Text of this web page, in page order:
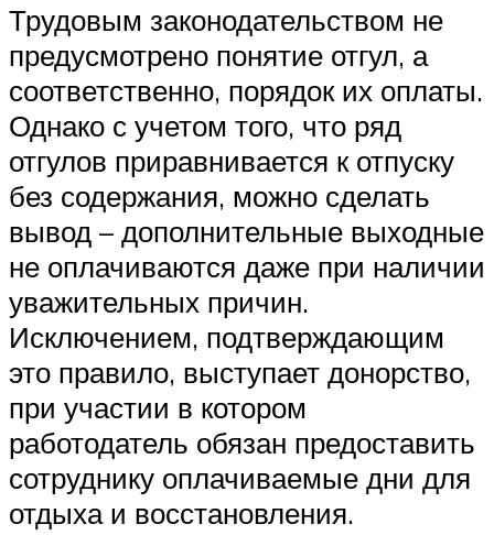
Трудовым законодательством не
предусмотрено понятие отгул, а
соответственно, порядок их оплаты.
Однако с учетом того, что ряд
отгулов приравнивается к отпуску
без содержания, можно сделать
вывод – дополнительные выходные
не оплачиваются даже при наличии
уважительных причин.
Исключением, подтверждающим
это правило, выступает донорство,
при участии в котором
работодатель обязан предоставить
сотруднику оплачиваемые дни для
отдыха и восстановления.